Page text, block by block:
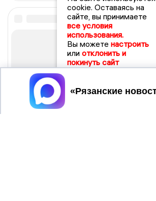
cookie. Оставаясь на
сайте, вы принимаете
все условия
использования.
Вы можете настроить
или отклонить и
покинуть сайт
Принять